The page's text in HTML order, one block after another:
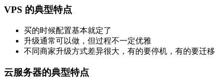
VPS 的典型特点
买的时候配置基本就定了
升级通常可以做，但过程不一定优雅
不同商家升级方式差异很大，有的要停机，有的要迁移
云服务器的典型特点